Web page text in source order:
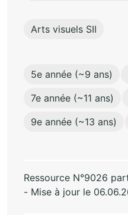
Arts visuels SII
5e année (~9 ans)
7e année (~11 ans)
9e année (~13 ans)
Ressource N°9026
- Mise à jour le